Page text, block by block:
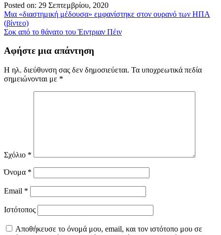
Posted on: 29 Σεπτεμβρίου, 2020
Πλοήγηση
άρθρων
Μια «διαστημική μέδουσα» εμφανίστηκε στον ουρανό των ΗΠΑ
(βίντεο)
Σοκ από το θάνατο του Έιντριαν Πέιν
Αφήστε μια απάντηση
Η ηλ. διεύθυνση σας δεν δημοσιεύεται. Τα υποχρεωτικά πεδία
σημειώνονται με *
Σχόλιο *
Όνομα *
Email *
Ιστότοπος
Αποθήκευσε το όνομά μου, email, και τον ιστότοπο μου σε